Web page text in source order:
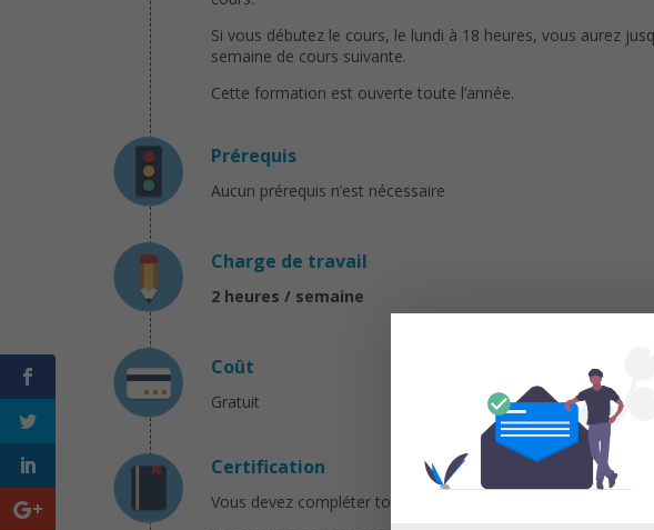
Si vous débutez le cours, le lundi à 18 heures, vous aurez
semaine de cours suivante.
Cette formation est ouverte toute l’année.
Prérequis
Aucun prérequis n’est nécessaire
Charge de travail
2 heures / semaine
Coût
Gratuit
Certification
Vous devez compléter tous les exercices du cours et